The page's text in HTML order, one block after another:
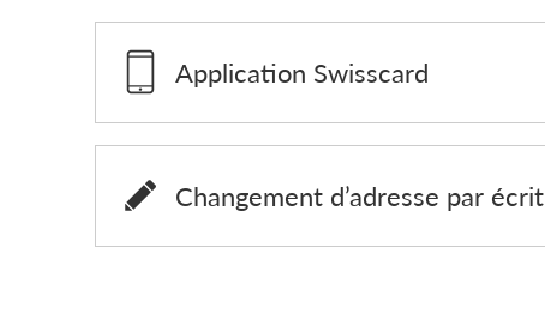
Application Swisscard
Changement d’adresse par écrit